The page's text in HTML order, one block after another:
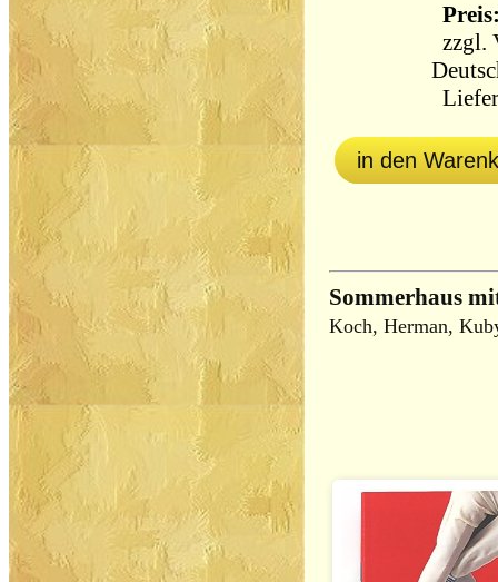
zzgl.
in den
Sommerhaus
Koch, Herman,